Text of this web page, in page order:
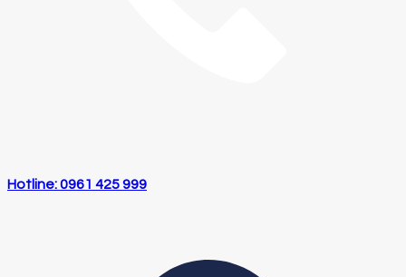
Hotline: 0961 425 999